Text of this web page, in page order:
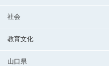
社会
教育文化
山口県